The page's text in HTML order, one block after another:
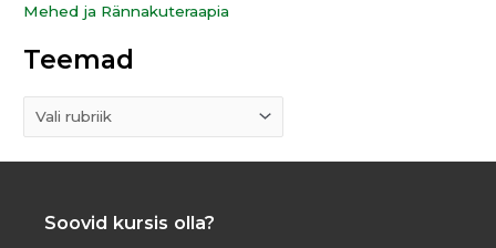
Mehed ja Rännakuteraapia
Teemad
Soovid kursis olla?